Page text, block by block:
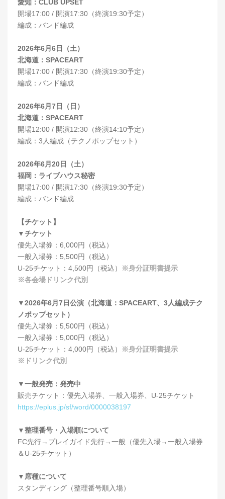
愛知：CLUB UPSET
開場17:00 / 開演17:30（終演19:30予定）
編成：バンド編成
2026年6月6日（土）
北海道：SPACEART
開場17:00 / 開演17:30（終演19:30予定）
編成：バンド編成
2026年6月7日（日）
北海道：SPACEART
開場12:00 / 開演12:30（終演14:10予定）
編成：3人編成（テクノポップセット）
2026年6月20日（土）
福岡：ライブハウス秘密
開場17:00 / 開演17:30（終演19:30予定）
編成：バンド編成
【チケット】
▼チケット
優先入場券：6,000円（税込）
一般入場券：5,500円（税込）
U-25チケット：4,500円（税込）
※身分証明書提示
※各会場ドリンク代別
▼2026年6月7日公演（北海道：SPACEART、3人編成テク
ノポップセット）
優先入場券：5,500円（税込）
一般入場券：5,000円（税込）
U-25チケット：4,000円（税込）
※身分証明書提示
※ドリンク代別
▼一般発売：発売中
販売チケット：優先入場券、一般入場券、U-25チケット
https://eplus.jp/sf/word/0000038197
▼整理番号・入場順について
FC先行→プレイガイド先行→一般（優先入場→一般入場券
＆U-25チケット）
▼席種について
スタンディング（整理番号順入場）